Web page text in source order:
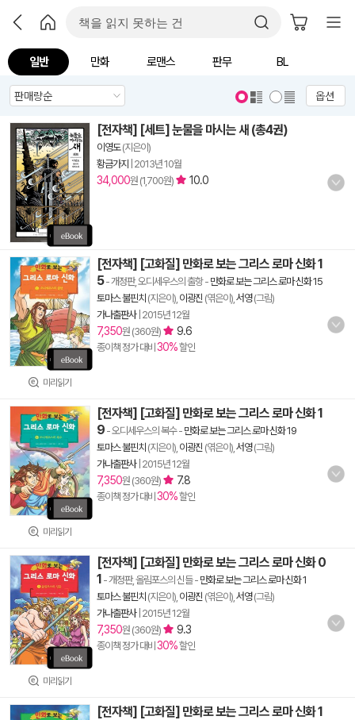
일반 만화 로맨스 판무 BL
옵션
[전자책] [세트] 눈물을 마시는 새 (총4권)
이영도(지은이)
황금가지
2013년 10월
34,000원 (1,700원) 10.0
미리읽기
[전자책] [고화질] 만화로 보는 그리스 로마 신화 1
5- 개정판, 오디세우스의 출항- 만화로 보는 그리스 로마 신화 15
토마스 불핀치 (지은이), 이광진 (엮은이), 서영(그림)
가나출판사| 2015년 12월
7,350원 (360원) 9.6
종이책 정가 대비 30%할인
미리읽기
[전자책] [고화질] 만화로 보는 그리스 로마 신화 1
9 - 오디세우스의 복수- 만화로 보는 그리스 로마 신화 19
토마스 불핀치 (지은이), 이광진 (엮은이), 서영(그림)
가나출판사| 2015년 12월
7,350원 (360원) 7.8
종이책 정가 대비 30%할인
미리읽기
[전자책] [고화질] 만화로 보는 그리스 로마 신화 0
1 - 개정판, 올림포스의 신들- 만화로 보는 그리스 로마 신화 1
토마스 불핀치 (지은이), 이광진 (엮은이), 서영(그림)
가나출판사| 2015년 12월
7,350원 (360원) 9.3
종이책 정가 대비 30%할인
[전자책] [고화질] 만화로 보는 그리스 로마 신화 1